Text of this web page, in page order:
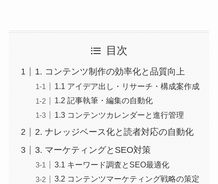
目次
1. コンテンツ制作の効率化と品質向上
1.1 アイデア出し・リサーチ・構成案作成
1.2 記事執筆・編集の自動化
1.3 コンテンツカレンダーと進行管理
2. ナレッジベース化と読者対応の自動化
3. マーケティングとSEO対策
3.1 キーワード調査とSEO最適化
3.2 コンテンツマーケティング戦略の策定